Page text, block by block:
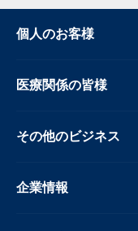
個人のお客様
医療関係の皆様
その他のビジネス
企業情報